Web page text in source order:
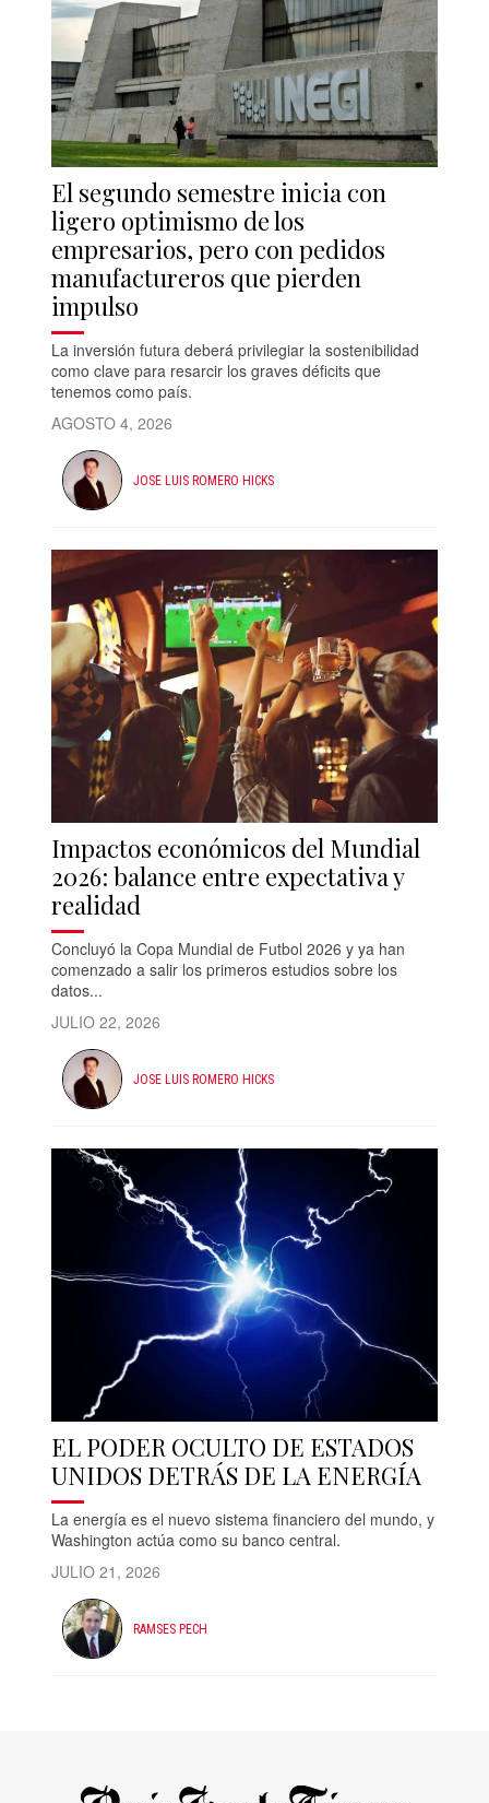
El segundo semestre inicia con
ligero optimismo de los
empresarios, pero con pedidos
manufactureros que pierden
impulso
La inversión futura deberá privilegiar la sostenibilidad
como clave para resarcir los graves déficits que
tenemos como país.
AGOSTO 4, 2026
JOSE LUIS ROMERO HICKS
Impactos económicos del Mundial
2026: balance entre expectativa y
realidad
Concluyó la Copa Mundial de Futbol 2026 y ya han
comenzado a salir los primeros estudios sobre los
datos...
JULIO 22, 2026
JOSE LUIS ROMERO HICKS
EL PODER OCULTO DE ESTADOS
UNIDOS DETRÁS DE LA ENERGÍA
La energía es el nuevo sistema financiero del mundo, y
Washington actúa como su banco central.
JULIO 21, 2026
RAMSES PECH